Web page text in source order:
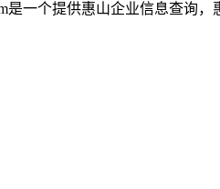
是一个提供惠山企业信息查询